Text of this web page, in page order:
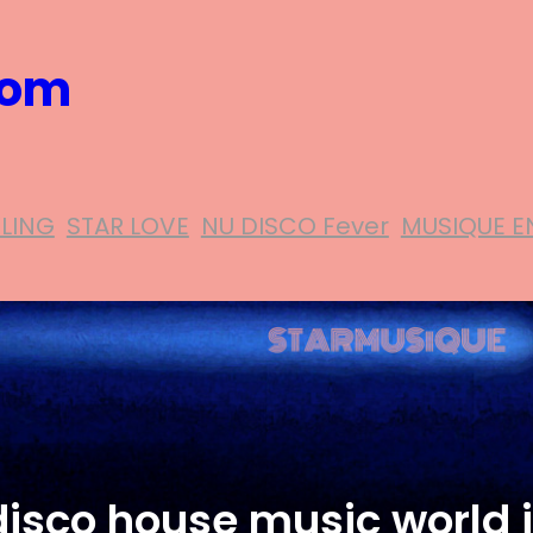
STAR LOVE NU DISCO Fever MUSIQUE
house music world